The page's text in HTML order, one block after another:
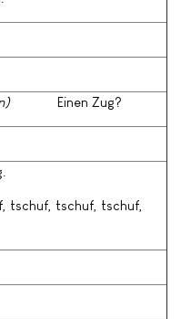
Einen Zug?
tschuf, tschuf,